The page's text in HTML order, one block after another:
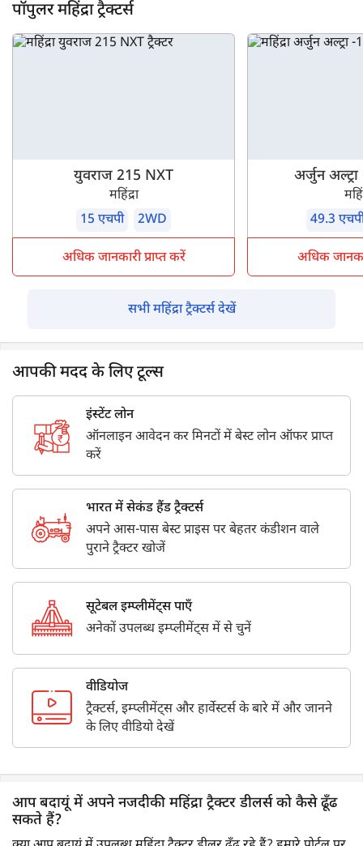
पॉपुलर महिंद्रा ट्रैक्टर्स
युवराज 215 NXT
महिंद्रा
15 एचपी
2WD
अधिक जानकारी प्राप्त करें
अर्जुन
49.3
अधिक
सभी महिंद्रा ट्रैक्टर्स देखें
आपकी मदद के लिए टूल्स
इंस्टेंट लोन
ऑनलाइन आवेदन कर मिनटों में बेस्ट लोन ऑफर प्राप्त
करें
भारत में सेकंड हैंड ट्रैक्टर्स
अपने आस-पास बेस्ट प्राइस पर बेहतर कंडीशन वाले
पुराने ट्रैक्टर खोजें
सूटेबल इम्प्लीमेंट्स पाएँ
अनेकों उपलब्ध इम्प्लीमेंट्स में से चुनें
वीडियोज
ट्रैक्टर्स, इम्प्लीमेंट्स और हार्वेस्टर्स के बारे में और जानने
के लिए वीडियो देखें
आप बदायूं में अपने नजदीकी महिंद्रा ट्रैक्टर डीलर्स को कैसे ढूँढ
सकते हैं?